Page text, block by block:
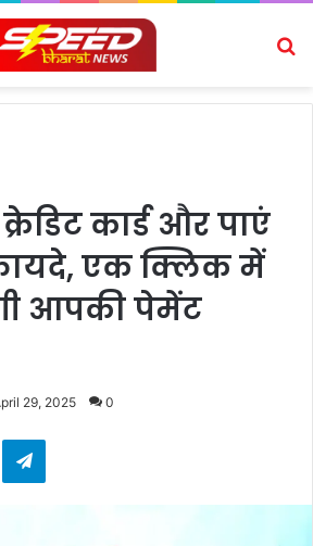
कार्ड और पाएं
एक क्लिक में
आपकी पेमेंट
29, 2025 0
Telegram